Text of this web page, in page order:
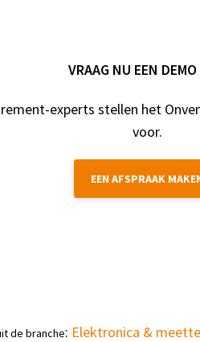
VRAAG NU EEN
experts stellen het
voor.
EEN AFSPRAAK
de branche: Elektronica &